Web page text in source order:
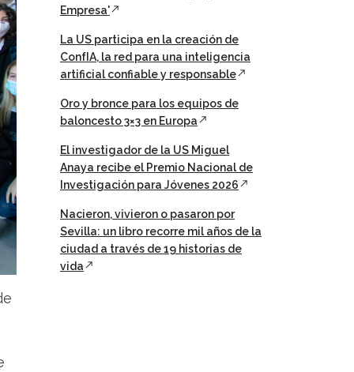
Empresa'
La US participa en la creación de
ConfIA, la red para una inteligencia
artificial confiable y responsable
Oro y bronce para los equipos de
baloncesto 3×3 en Europa
El investigador de la US Miguel
Anaya recibe el Premio Nacional de
Investigación para Jóvenes 2026
Nacieron, vivieron o pasaron por
Sevilla: un libro recorre mil años de la
ciudad a través de 19 historias de
vida